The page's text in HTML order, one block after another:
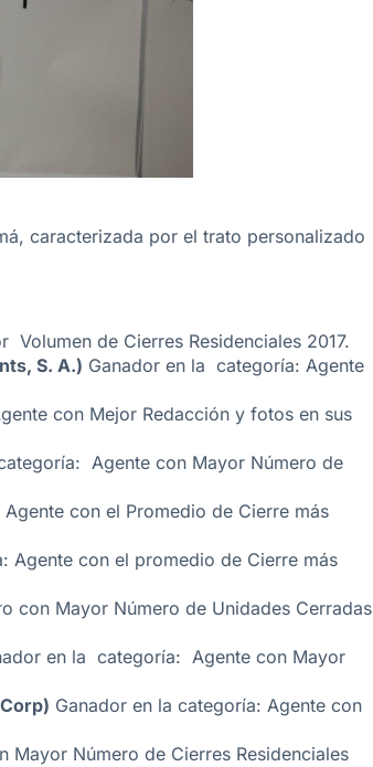
caracterizada por el trato personalizado
de Cierres Residenciales 2017.
S. A.) Ganador en la categoría: Agente
con Mejor Redacción y fotos en sus
Agente con Mayor Número de
con el Promedio de Cierre más
Agente con el promedio de Cierre más
con Mayor Número de Unidades Cerradas
en la categoría: Agente con Mayor
Ganador en la categoría: Agente con
Número de Cierres Residenciales